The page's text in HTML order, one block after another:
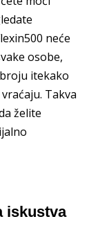
neće
osobe,
itekako
Takva
želite
iskustva